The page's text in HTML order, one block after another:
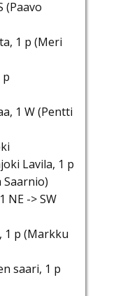
(Paavo
1 p (Meri
p
1 W (Pentti
Lavila, 1 p
Saarnio)
NE -> SW
1 p (Markku
saari, 1 p